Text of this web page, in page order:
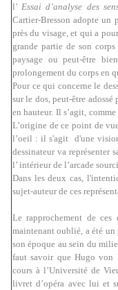
l’Essai d’analyse des
Cartier-Bresson adopte un
près du visage, et qui a
grande partie de son
paysage ou peut-être
prolongement du corps en
Pour ce qui concerne le
sur le dos, peut-être
en hauteur. Il s’agit,
L’origine de ce point de
l’oeil : il s'agit d'une
dessinateur va représenter
l’ intérieur de l’arcade
Dans les deux cas,
sujet-auteur de ces
Le rapprochement de ces
maintenant oublié, a été
son époque au sein du
faut savoir que Hugo von
cours à l’Université de
livret d’opéra avec lui et